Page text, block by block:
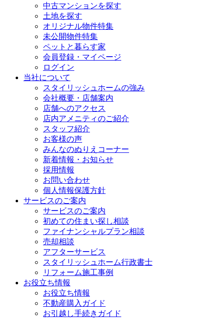
中古マンションを探す
土地を探す
オリジナル物件特集
未公開物件特集
ペットと暮らす家
会員登録・マイページ
ログイン
当社について
スタイリッシュホームの強み
会社概要・店舗案内
店舗へのアクセス
店内アメニティのご紹介
スタッフ紹介
お客様の声
みんなのぬりえコーナー
新着情報・お知らせ
採用情報
お問い合わせ
個人情報保護方針
サービスのご案内
サービスのご案内
初めての住まい探し相談
ファイナンシャルプラン相談
売却相談
アフターサービス
スタイリッシュホーム行政書士
リフォーム施工事例
お役立ち情報
お役立ち情報
不動産購入ガイド
お引越し手続きガイド